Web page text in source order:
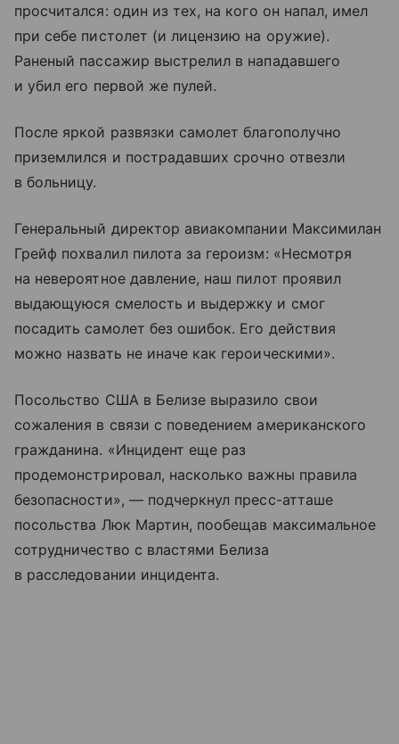
просчитался: один из тех, на кого он напал, имел
при себе пистолет (и лицензию на оружие).
Раненый пассажир выстрелил в нападавшего
и убил его первой же пулей.
После яркой развязки самолет благополучно
приземлился и пострадавших срочно отвезли
в больницу.
Генеральный директор авиакомпании Максимилан
Грейф похвалил пилота за героизм: «Несмотря
на невероятное давление, наш пилот проявил
выдающуюся смелость и выдержку и смог
посадить самолет без ошибок. Его действия
можно назвать не иначе как героическими».
Посольство США в Белизе выразило свои
сожаления в связи с поведением американского
гражданина. «Инцидент еще раз
продемонстрировал, насколько важны правила
безопасности», — подчеркнул пресс-атташе
посольства Люк Мартин, пообещав максимальное
сотрудничество с властями Белиза
в расследовании инцидента.